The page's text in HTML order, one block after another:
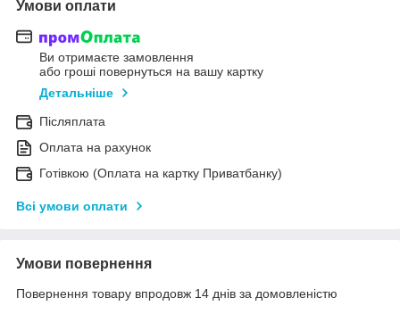
Умови оплати
Ви отримаєте замовлення
або гроші повернуться на вашу картку
Детальніше
Післяплата
Оплата на рахунок
Готівкою (Оплата на картку Приватбанку)
Всі умови оплати
Умови повернення
Повернення товару впродовж 14 днів за домовленістю